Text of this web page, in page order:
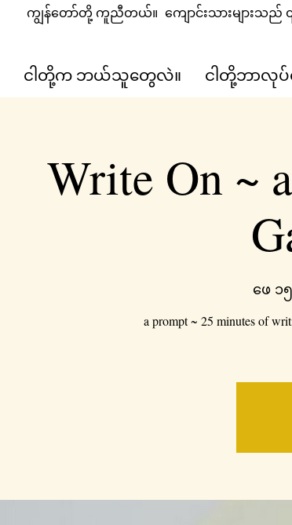
ကျွန်တော်တို့ ကူညီတယ်။ ကျောင်းသားများ
ငါတို့က ဘယ်သူတွေလဲ။ ငါတို့ဘာလု
Write On ~
ဖေ ၁
a prompt ~ 25 minutes of